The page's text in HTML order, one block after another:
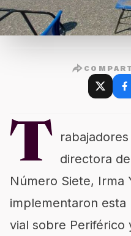
T directora
Número Siete, Irma
implementaron esta
vial sobre Periférico